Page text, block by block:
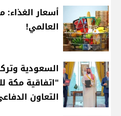
أسعار الغذاء:
العالمي!
السعودية
"اتفاقية مكة
التعاون